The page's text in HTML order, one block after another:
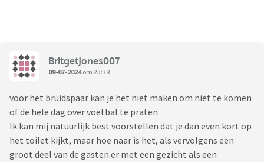
BritgetJones007
09-07-2024om 23:38
voor het bruidspaar kan je het niet maken om niet te komen
of de hele dag over voetbal te praten.
Ik kan mij natuurlijk best voorstellen dat je dan even kort op
het toilet kijkt, maar hoe naar is het, als vervolgens een
groot deel van de gasten er met een gezicht als een